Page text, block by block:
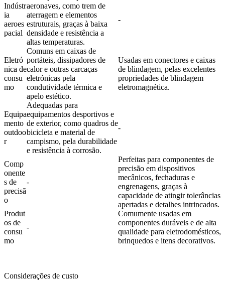
Indústr
ia
aeroes
pacial
aeronaves, como trem de
aterragem e elementos
estruturais, graças à baixa
densidade e resistência a
altas temperaturas.
-
Eletró
nica de
consu
mo
Comuns em caixas de
portáteis, dissipadores de
calor e outras carcaças
eletrónicas pela
condutividade térmica e
apelo estético.
Usadas em conectores e caixas
de blindagem, pelas excelentes
propriedades de blindagem
eletromagnética.
Equipa
mento
outdoo
r
Adequadas para
equipamentos desportivos e
de exterior, como quadros de
bicicleta e material de
campismo, pela durabilidade
e resistência à corrosão.
-
Comp
onente
s de
precisã
o
-
Perfeitas para componentes de
precisão em dispositivos
mecânicos, fechaduras e
engrenagens, graças à
capacidade de atingir tolerâncias
apertadas e detalhes intrincados.
Produt
os de
consu
mo
-
Comumente usadas em
componentes duráveis e de alta
qualidade para eletrodomésticos,
brinquedos e itens decorativos.
Considerações de custo